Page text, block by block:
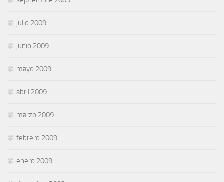
julio 2009
junio 2009
mayo 2009
abril 2009
marzo 2009
febrero 2009
enero 2009